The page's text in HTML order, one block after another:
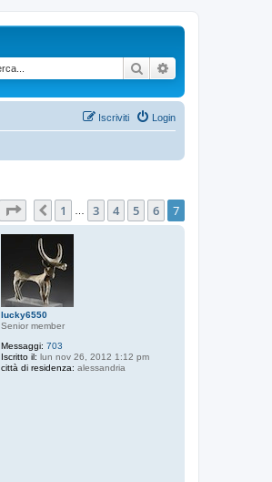
Cerca
Login
Iscriviti
Pagina7
Precedente
1 3 4 5 6 7
lucky6550
Senior member
Messaggi: 703
Iscritto il: lun nov 26, 2012 1:12 pm
città di residenza: alessandria